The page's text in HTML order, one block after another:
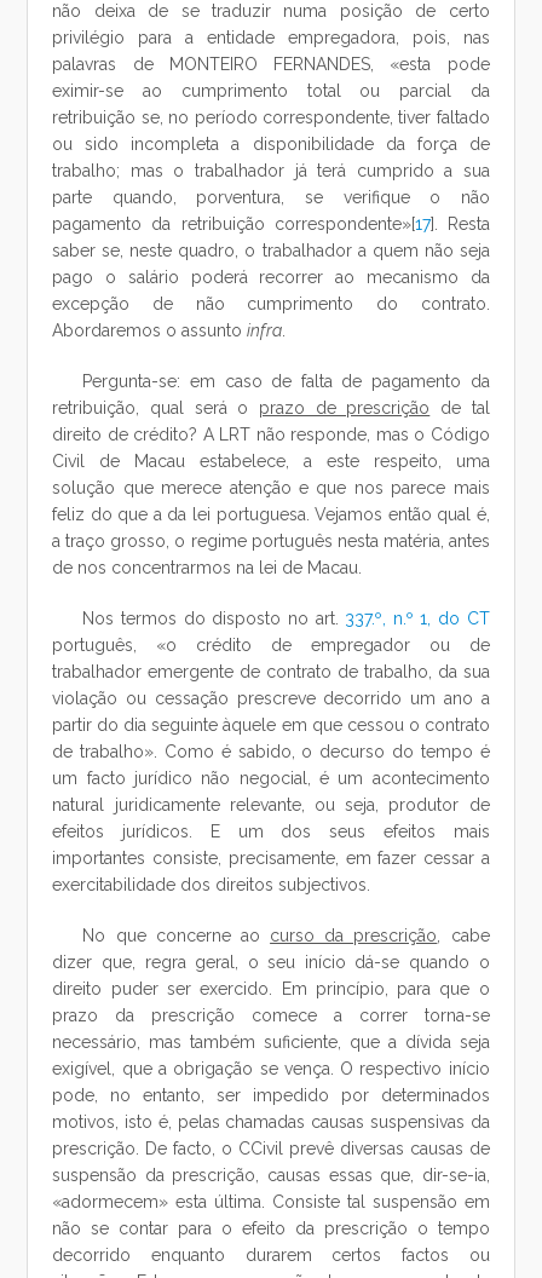
não deixa de se traduzir numa posição de certo
privilégio para a entidade empregadora, pois, nas
palavras de MONTEIRO FERNANDES, «esta pode
eximir-se ao cumprimento total ou parcial da
retribuição se, no período correspondente, tiver faltado
ou sido incompleta a disponibilidade da força de
trabalho; mas o trabalhador já terá cumprido a sua
parte quando, porventura, se verifique o não
pagamento da retribuição correspondente»[17]. Resta
saber se, neste quadro, o trabalhador a quem não seja
pago o salário poderá recorrer ao mecanismo da
excepção de não cumprimento do contrato.
Abordaremos o assuntoinfra
Pergunta-se: em caso de falta de pagamento da
retribuição, qual será o prazo de prescrição de tal
direito de crédito? A LRT não responde, mas o Código
Civil de Macau estabelece, a este respeito, uma
solução que merece atenção e que nos parece mais
feliz do que a da lei portuguesa. Vejamos então qual é,
a traço grosso, o regime português nesta matéria, antes
de nos concentrarmos na lei de Macau.
Nos termos do disposto no art. 337.º, n.º 1, do CT
português, «o crédito de empregador ou de
trabalhador emergente de contrato de trabalho, da sua
violação ou cessação prescreve decorrido um ano a
partir do dia seguinte àquele em que cessou o contrato
de trabalho». Como é sabido, o decurso do tempo é
um facto jurídico não negocial, é um acontecimento
natural juridicamente relevante, ou seja, produtor de
efeitos jurídicos. E um dos seus efeitos mais
importantes consiste, precisamente, em fazer cessar a
exercitabilidade dos direitos subjectivos.
No que concerne ao curso da prescrição , cabe
dizer que, regra geral, o seu início dá-se quando o
direito puder ser exercido. Em princípio, para que o
prazo da prescrição comece a correr torna-se
necessário, mas também suficiente, que a dívida seja
exigível, que a obrigação se vença. O respectivo início
pode, no entanto, ser impedido por determinados
motivos, isto é, pelas chamadas causas suspensivas da
prescrição. De facto, o CCivil prevê diversas causas de
suspensão da prescrição, causas essas que, dir-se-ia,
«adormecem» esta última. Consiste tal suspensão em
não se contar para o efeito da prescrição o tempo
decorrido enquanto durarem certos factos ou